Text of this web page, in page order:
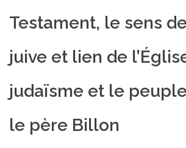
Testament, le sens
juive et lien de
judaïsme et le
le père Billon